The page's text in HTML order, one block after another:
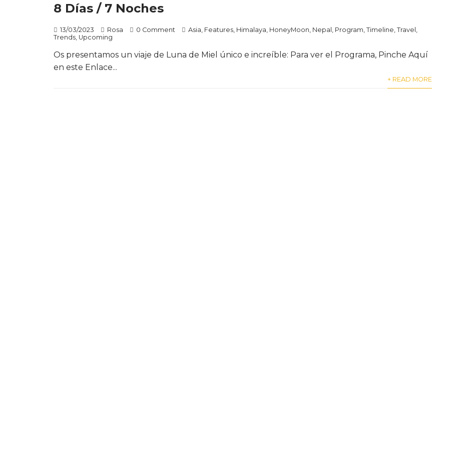
8 Días / 7 Noches
13/03/2023 Rosa 0 Comment Asia Features Himalaya HoneyMoon Nepal Program Timeline Travel
Trends Upcoming
Os presentamos un viaje de Luna de Miel único e increíble: Para ver el Programa, Pinche Aquí
en este Enlace...
+ READ MORE